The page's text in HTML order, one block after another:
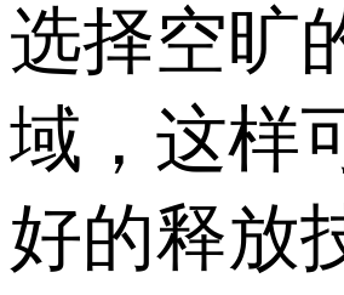
选择空旷
域，这样
好的释放